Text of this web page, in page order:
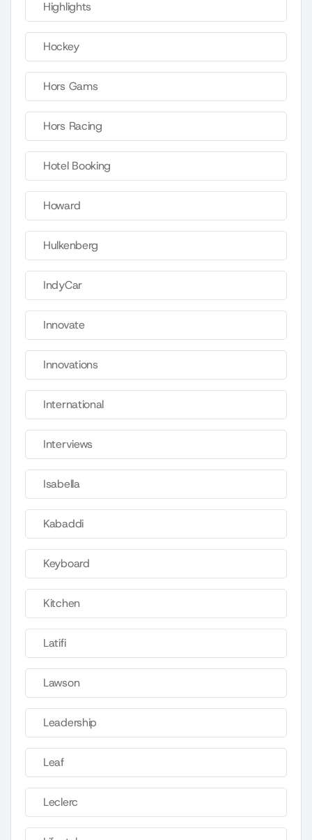
Highlights
Hockey
Hors Gams
Hors Racing
Hotel Booking
Howard
Hulkenberg
IndyCar
Innovate
Innovations
International
Interviews
Isabella
Kabaddi
Keyboard
Kitchen
Latifi
Lawson
Leadership
Leaf
Leclerc